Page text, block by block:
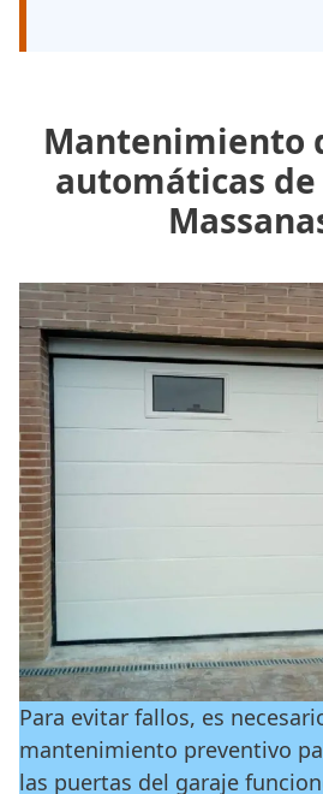
Mantenimiento
automáticas
Para evitar fallos, es
mantenimiento preventivo
las puertas del garaje